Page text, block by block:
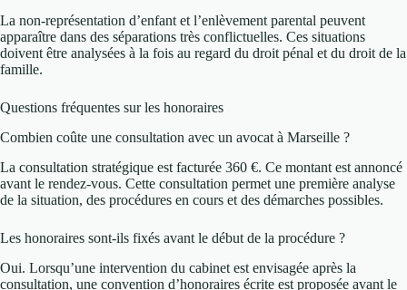
La non-représentation d’enfant et l’enlèvement parental peuvent
apparaître dans des séparations très conflictuelles. Ces situations
doivent être analysées à la fois au regard du droit pénal et du droit de la
famille.
Questions fréquentes sur les honoraires
Combien coûte une consultation avec un avocat à Marseille ?
La consultation stratégique est facturée 360 €. Ce montant est annoncé
avant le rendez-vous. Cette consultation permet une première analyse
de la situation, des procédures en cours et des démarches possibles.
Les honoraires sont-ils fixés avant le début de la procédure ?
Oui. Lorsqu’une intervention du cabinet est envisagée après la
consultation, une convention d’honoraires écrite est proposée avant le